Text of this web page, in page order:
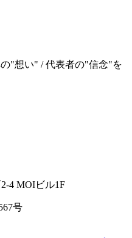
"想い" / 代表者の"信念"を
4 MOIビル1F
号